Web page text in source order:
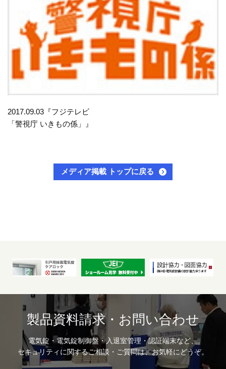
2017.09.03『フジテレビ
「警視庁 いきもの係」』
メディア掲載 トップに戻る
製品資料請求・お問い合わせ
電気錠・電気錠制御盤・入退室管理・認証端末など、
セキュリティに関するご相談・ご質問は、お気軽にどうぞ。